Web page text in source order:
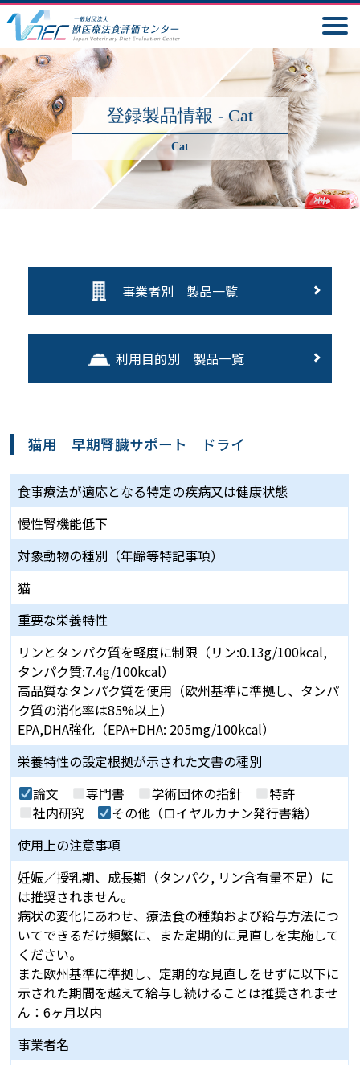
登録製品情報 - Cat
Cat
事業者別 製品一覧
利用目的別 製品一覧
猫用 早期腎臓サポート ドライ
食事療法が適応となる特定の疾病又は健康状態
慢性腎機能低下
対象動物の種別 （年齢等特記事項）
猫
重要な栄養特性
リンとタンパク質を軽度に制限（リン:0.13g/100kcal,
タンパク質:7.4g/100kcal）
高品質なタンパク質を使用（欧州基準に準拠し、タンパ
ク質の消化率は85%以上）
EPA,DHA強化（EPA+DHA: 205mg/100kcal）
栄養特性の設定根拠が示された文書の種別
論文
専門書 学術団体の指針
特許
社内研究
その他（ロイヤルカナン発行書籍）
使用上の注意事項
妊娠／授乳期、成長期（タンパク, リン含有量不足）に
は推奨されません。
病状の変化にあわせ、療法食の種類および給与方法につ
いてできるだけ頻繁に、また定期的に見直しを実施して
ください。
また欧州基準に準拠し、定期的な見直しをせずに以下に
示された期間を越えて給与し続けることは推奨されませ
ん：6ヶ月以内
事業者名